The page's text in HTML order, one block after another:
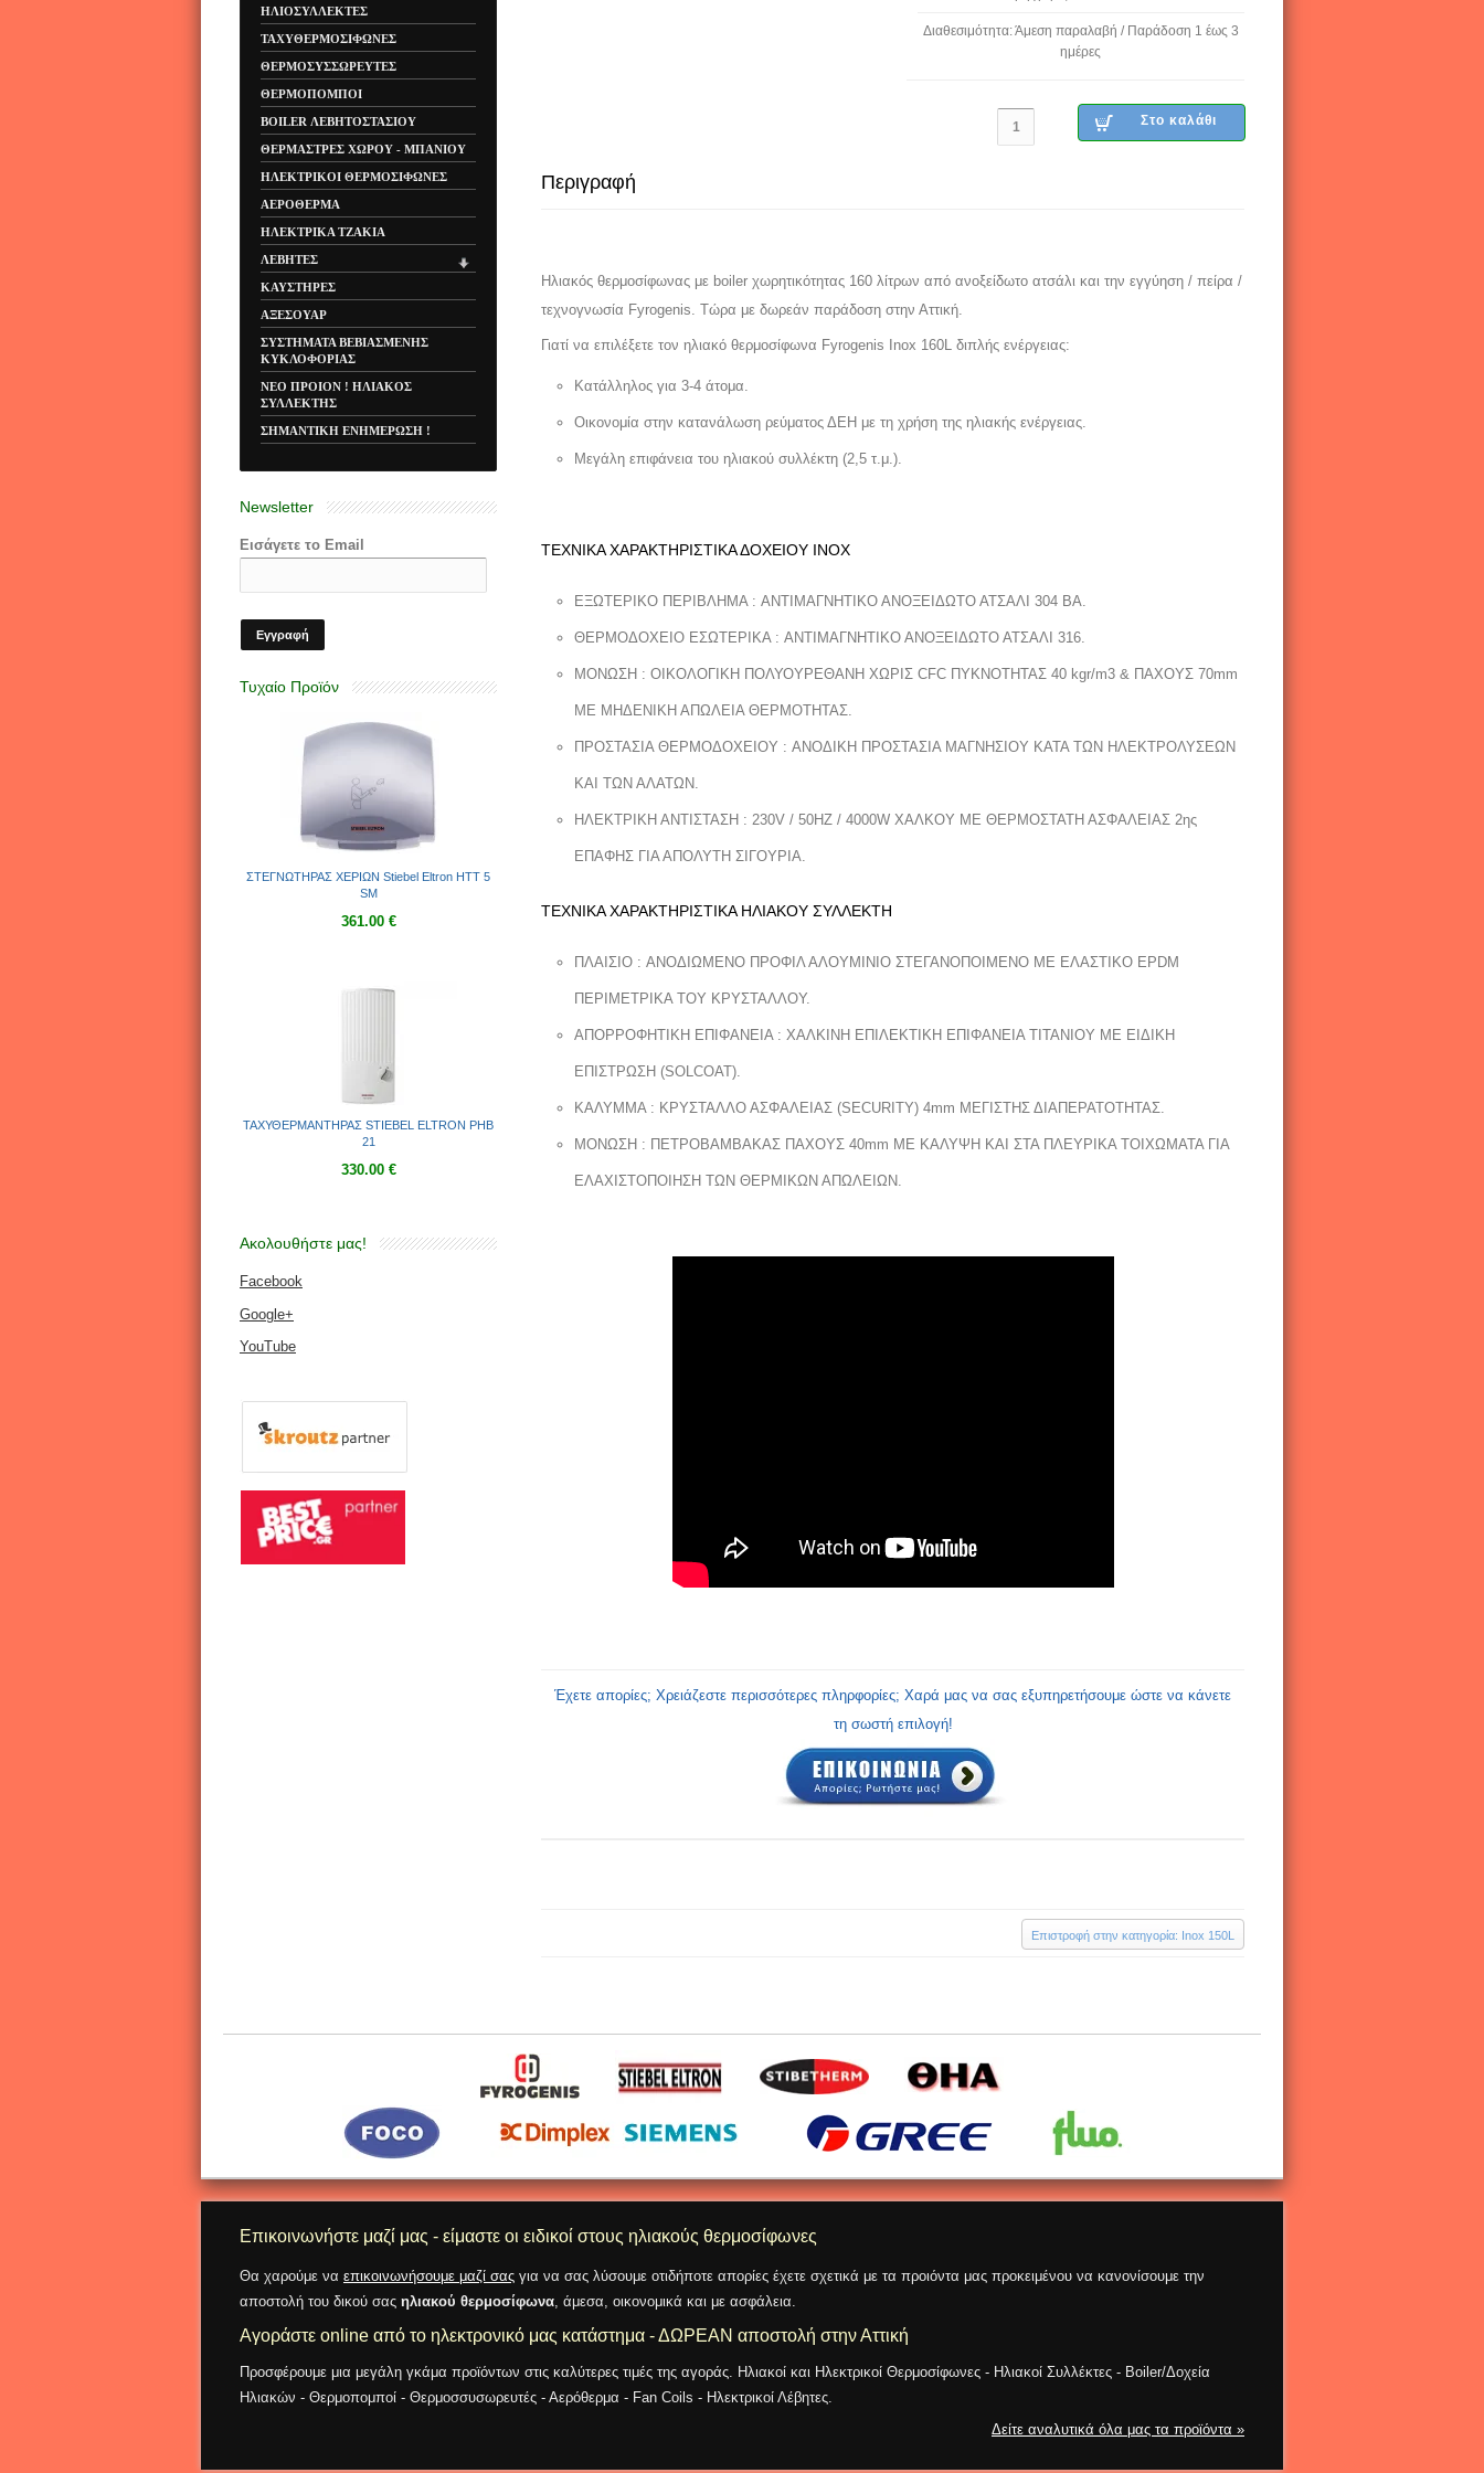
ΗΛΙΟΣΥΛΛΕΚΤΕΣ
ΤΑΧΥΘΕΡΜΟΣΙΦΩΝΕΣ
ΘΕΡΜΟΣΥΣΣΩΡΕΥΤΕΣ
ΘΕΡΜΟΠΟΜΠΟΙ
BOILER ΛΕΒΗΤΟΣΤΑΣΙΟΥ
ΘΕΡΜΑΣΤΡΕΣ XΩΡΟΥ - ΜΠΑΝΙΟΥ
ΗΛΕΚΤΡΙΚΟΙ ΘΕΡΜΟΣΙΦΩΝΕΣ
ΑΕΡΟΘΕΡΜΑ
ΗΛΕΚΤΡΙΚΑ ΤΖΑΚΙΑ
ΛΕΒΗΤΕΣ
ΚΑΥΣΤΗΡΕΣ
ΑΞΕΣΟΥΑΡ
ΣΥΣΤΗΜΑΤΑ ΒΕΒΙΑΣΜΕΝΗΣ
ΚΥΚΛΟΦΟΡΙΑΣ
ΝΕΟ ΠΡΟΙΟΝ ! ΗΛΙΑΚΟΣ
ΣΥΛΛΕΚΤΗΣ
ΣΗΜΑΝΤΙΚΗ ΕΝΗΜΕΡΩΣΗ !
Νewsletter
Εισάγετε το Email
Τυχαίο Προϊόν
ΣΤΕΓΝΩΤΗΡΑΣ ΧΕΡΙΩΝ Stiebel Eltron HTT 5
SM
361.00 €
ΤΑΧΥΘΕΡΜΑΝΤΗΡΑΣ STIEBEL ELTRON PHB
21
330.00 €
Ακολουθήστε μας!
Facebook
Google+
YouTube
Διαθεσιμότητα: Άμεση παραλαβή / Παράδοση 1 έως 3
ημέρες
Περιγραφή
Ηλιακός θερμοσίφωνας με boiler χωρητικότητας 160 λίτρων από ανοξείδωτο ατσάλι και την εγγύηση / πείρα /
τεχνογνωσία Fyrogenis. Τώρα με δωρεάν παράδοση στην Αττική.
Γιατί να επιλέξετε τον ηλιακό θερμοσίφωνα Fyrogenis Inox 160L διπλής ενέργειας:
Κατάλληλος για 3-4 άτομα.
Οικονομία στην κατανάλωση ρεύματος ΔΕΗ με τη χρήση της ηλιακής ενέργειας.
Μεγάλη επιφάνεια του ηλιακού συλλέκτη (2,5 τ.μ.).
ΤΕΧΝΙΚΑ ΧΑΡΑΚΤΗΡΙΣΤΙΚΑ ΔΟΧΕΙΟΥ INOX
ΕΞΩΤΕΡΙΚΟ ΠΕΡΙΒΛΗΜΑ : ANTIΜΑΓΝΗΤΙΚΟ ΑΝΟΞΕΙΔΩΤΟ ΑΤΣΑΛΙ 304 ΒΑ.
ΘΕΡΜΟΔΟΧΕΙΟ ΕΣΩΤΕΡΙΚΑ : ANTIΜΑΓΝΗΤΙΚΟ ΑΝΟΞΕΙΔΩΤΟ ΑΤΣΑΛΙ 316.
ΜΟΝΩΣΗ : OIKOΛΟΓΙΚΗ ΠΟΛΥΟΥΡΕΘΑΝΗ ΧΩΡΙΣ CFC ΠΥΚΝΟΤΗΤΑΣ 40 kgr/m3 & ΠΑΧΟΥΣ 70mm
ΜΕ ΜΗΔΕΝΙΚΗ ΑΠΩΛΕΙΑ ΘΕΡΜΟΤΗΤΑΣ.
ΠΡΟΣΤΑΣΙΑ ΘΕΡΜΟΔΟΧΕΙΟΥ : ANOΔΙΚΗ ΠΡΟΣΤΑΣΙΑ ΜΑΓΝΗΣΙΟΥ ΚΑΤΑ ΤΩΝ ΗΛΕΚΤΡΟΛΥΣΕΩΝ
ΚΑΙ ΤΩΝ ΑΛΑΤΩΝ.
ΗΛΕΚΤΡΙΚΗ ΑΝΤΙΣΤΑΣΗ : 230V / 50HZ / 4000W XAΛΚΟΥ ΜΕ ΘΕΡΜΟΣΤΑΤΗ ΑΣΦΑΛΕΙΑΣ 2ης
ΕΠΑΦΗΣ ΓΙΑ ΑΠΟΛΥΤΗ ΣΙΓΟΥΡΙΑ.
ΤΕΧΝΙΚΑ ΧΑΡΑΚΤΗΡΙΣΤΙΚΑ ΗΛΙΑΚΟΥ ΣΥΛΛΕΚΤΗ
ΠΛΑΙΣΙΟ : ANΟΔΙΩΜΕΝΟ ΠΡΟΦΙΛ ΑΛΟΥΜΙΝΙΟ ΣΤΕΓΑΝΟΠΟΙΜΕΝΟ ΜΕ ΕΛΑΣΤΙΚΟ EPDM
ΠΕΡΙΜΕΤΡΙΚΑ ΤΟΥ ΚΡΥΣΤΑΛΛΟΥ.
ΑΠΟΡΡΟΦΗΤΙΚΗ ΕΠΙΦΑΝΕΙΑ : XAΛΚΙΝΗ ΕΠΙΛΕΚΤΙΚΗ ΕΠΙΦΑΝΕΙΑ ΤΙΤΑΝΙΟΥ ΜΕ ΕΙΔΙΚΗ
ΕΠΙΣΤΡΩΣΗ (SOLCOAT).
ΚΑΛΥΜΜΑ : ΚΡΥΣΤΑΛΛΟ ΑΣΦΑΛΕΙΑΣ (SECURITY) 4mm ΜΕΓΙΣΤΗΣ ΔΙΑΠΕΡΑΤΟΤΗΤΑΣ.
ΜΟΝΩΣΗ : ΠΕΤΡΟΒΑΜΒΑΚΑΣ ΠΑΧΟΥΣ 40mm ΜΕ ΚΑΛΥΨΗ ΚΑΙ ΣΤΑ ΠΛΕΥΡΙΚΑ ΤΟΙΧΩΜΑΤΑ ΓΙΑ
ΕΛΑΧΙΣΤΟΠΟΙΗΣΗ ΤΩΝ ΘΕΡΜΙΚΩΝ ΑΠΩΛΕΙΩΝ.
Έχετε απορίες; Χρειάζεστε περισσότερες πληρφορίες; Χαρά μας να σας εξυπηρετήσουμε ώστε να κάνετε
τη σωστή επιλογή!
Επιστροφή στην κατηγορία: Inox 150L
Επικοινωνήστε μαζί μας - είμαστε οι ειδικοί στους ηλιακούς θερμοσίφωνες
Θα χαρούμε να επικοινωνήσουμε μαζί σας για να σας λύσουμε οτιδήποτε απορίες έχετε σχετικά με τα προιόντα μας προκειμένου να κανονίσουμε την
αποστολή του δικού σας ηλιακού θερμοσίφωνα , άμεσα, οικονομικά και με ασφάλεια.
Αγοράστε online από το ηλεκτρονικό μας κατάστημα - ΔΩΡΕΑΝ αποστολή στην Αττική
Προσφέρουμε μια μεγάλη γκάμα προϊόντων στις καλύτερες τιμές της αγοράς. Ηλιακοί και Ηλεκτρικοί Θερμοσίφωνες - Ηλιακοί Συλλέκτες - Boiler/Δοχεία
Ηλιακών - Θερμοπομποί - Θερμοσσυσωρευτές - Αερόθερμα - Fan Coils - Ηλεκτρικοί Λέβητες.
Δείτε αναλυτικά όλα μας τα προϊόντα »